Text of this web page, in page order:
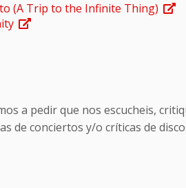
(A Trip to the Infinite Thing)
a pedir que nos escucheis,
de conciertos y/o críticas de